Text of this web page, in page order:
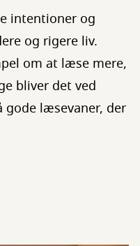
intentioner og
og rigere liv.
om at læse mere,
bliver det ved
gode læsevaner, der